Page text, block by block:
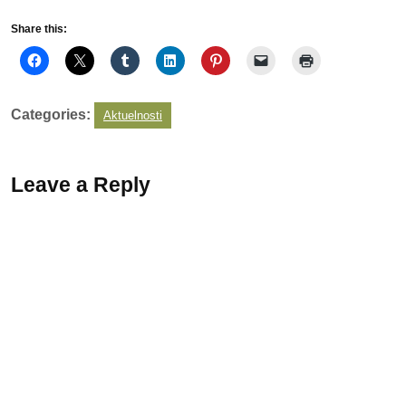
Share this:
Categories: Aktuelnosti
Leave a Reply